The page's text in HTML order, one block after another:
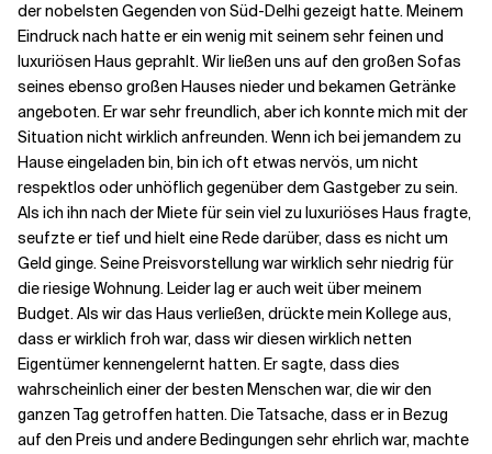
der nobelsten Gegenden von Süd-Delhi gezeigt hatte. Meinem
Eindruck nach hatte er ein wenig mit seinem sehr feinen und
luxuriösen Haus geprahlt. Wir ließen uns auf den großen Sofas
seines ebenso großen Hauses nieder und bekamen Getränke
angeboten. Er war sehr freundlich, aber ich konnte mich mit der
Situation nicht wirklich anfreunden. Wenn ich bei jemandem zu
Hause eingeladen bin, bin ich oft etwas nervös, um nicht
respektlos oder unhöflich gegenüber dem Gastgeber zu sein.
Als ich ihn nach der Miete für sein viel zu luxuriöses Haus fragte,
seufzte er tief und hielt eine Rede darüber, dass es nicht um
Geld ginge. Seine Preisvorstellung war wirklich sehr niedrig für
die riesige Wohnung. Leider lag er auch weit über meinem
Budget. Als wir das Haus verließen, drückte mein Kollege aus,
dass er wirklich froh war, dass wir diesen wirklich netten
Eigentümer kennengelernt hatten. Er sagte, dass dies
wahrscheinlich einer der besten Menschen war, die wir den
ganzen Tag getroffen hatten. Die Tatsache, dass er in Bezug
auf den Preis und andere Bedingungen sehr ehrlich war, machte